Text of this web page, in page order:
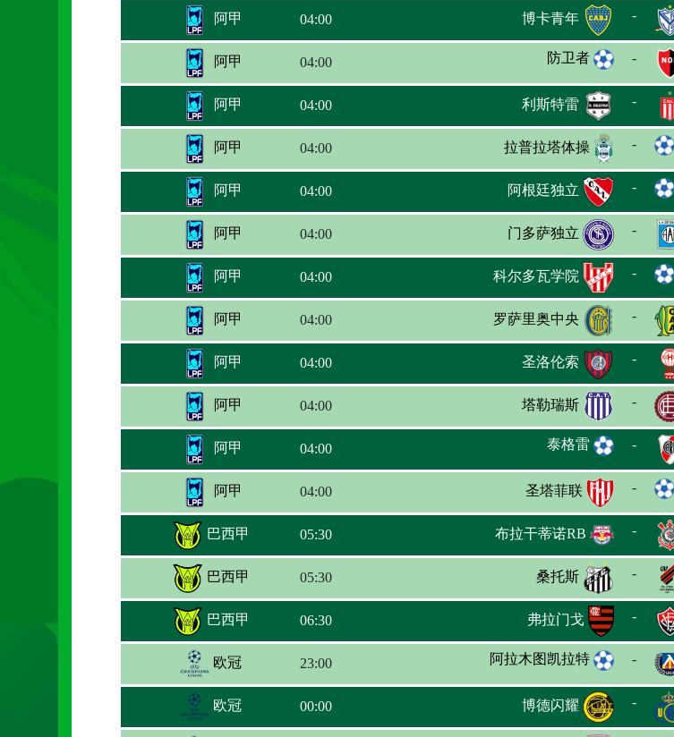
阿甲 04:00 博卡青年 -
阿甲 04:00 防卫者 -
阿甲 04:00 利斯特雷 -
阿甲 04:00 拉普拉塔体操 -
阿甲 04:00 阿根廷独立 -
阿甲 04:00 门多萨独立 -
阿甲 04:00 科尔多瓦学院 -
阿甲 04:00 罗萨里奥中央 -
阿甲 04:00 圣洛伦索 -
阿甲 04:00 塔勒瑞斯 -
阿甲 04:00 泰格雷 -
阿甲 04:00 圣塔菲联 -
巴西甲 05:30 布拉干蒂诺RB -
巴西甲 05:30 桑托斯 -
巴西甲 06:30 弗拉门戈 -
欧冠 23:00 阿拉木图凯拉特 -
欧冠 00:00 博德闪耀 -